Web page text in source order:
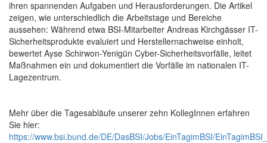
ihren spannenden Aufgaben und Herausforderungen. Die Artikel
zeigen, wie unterschiedlich die Arbeitstage und Bereiche
aussehen: Während etwa BSI-Mitarbeiter Andreas Kirchgässer IT-
Sicherheitsprodukte evaluiert und Herstellernachweise einholt,
bewertet Ayse Schirwon-Yenigün Cyber-Sicherheitsvorfälle, leitet
Maßnahmen ein und dokumentiert die Vorfälle im nationalen IT-
Lagezentrum.
Mehr über die Tagesabläufe unserer zehn KollegInnen erfahren
Sie hier:
https://www.bsi.bund.de/DE/DasBSI/Jobs/EinTagimBSI/